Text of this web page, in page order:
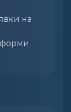
на
форми